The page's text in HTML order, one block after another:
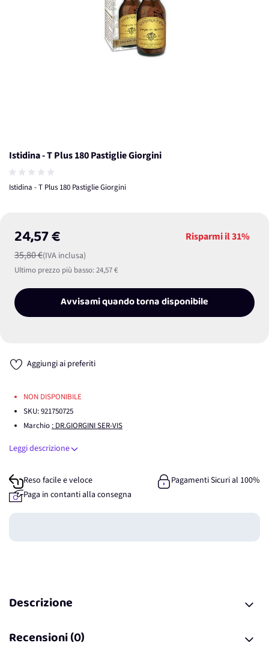
Istidina - T Plus 180 Pastiglie Giorgini
Istidina - T Plus 180 Pastiglie Giorgini
24,57 €
35,80 €(IVA inclusa)
Risparmi il31%
Ultimo prezzo più basso:24,57 €
Avvisami quando torna disponibile
Aggiungi ai preferiti
NON DISPONIBILE
SKU:921750725
Marchio : DR.GIORGINI SER-VIS
Leggi descrizione
Reso facile e veloce
Pagamenti Sicuri al 100%
Paga in contanti alla consegna
Guadagna
Descrizione
Recensioni (0)